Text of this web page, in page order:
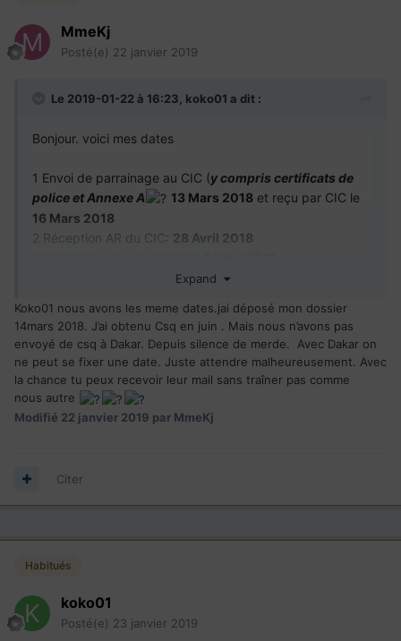
MmeKj
Posté(e) 22 janvier 2019
Le 2019-01-22 à 16:23, koko01 a dit :
Bonjour. voici mes dates
1 Envoi de parrainage au CIC (y compris certificats de
police et Annexe A
13 Mars 2018 et reçu par CIC le
16 Mars 2018
2 Réception AR du CIC: 28 Avril 2018
16 mai 2018
5 Réception par courriel de l'acceptation du parrain:19
Mai 2018
6 Liaison avec le site du CIC:
pas demandée et pas
effectuée
7 Invitation à déposer demande d'engagement:
2018
9 Obtention du CSQ:
BVC DAKAR.
svp pensez vous que nous allons encore attendre
longtemps le mail de DAKAR?
Expand
Koko01 nous avons les meme dates.jai déposé mon dossier
14mars 2018. J’ai obtenu Csq en juin . Mais nous n’avons pas
envoyé de csq à Dakar. Depuis silence de merde. Avec Dakar on
ne peut se fixer une date. Juste attendre malheureusement. Avec
la chance tu peux recevoir leur mail sans traîner pas comme
nous autre
Modifié 22 janvier 2019 par MmeKj
Citer
Habitués
koko01
Posté(e) 23 janvier 2019